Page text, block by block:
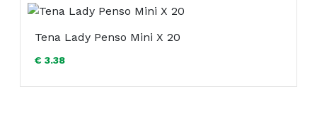
Tena Lady Penso Mini X 20
€ 3.38